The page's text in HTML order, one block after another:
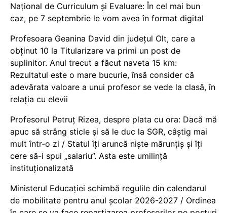
Național de Curriculum și Evaluare: În cel mai bun
caz, pe 7 septembrie le vom avea în format digital
Profesoara Geanina David din județul Olt, care a
obținut 10 la Titularizare va primi un post de
suplinitor. Anul trecut a făcut naveta 15 km:
Rezultatul este o mare bucurie, însă consider că
adevărata valoare a unui profesor se vede la clasă, în
relația cu elevii
Profesorul Petruț Rizea, despre plata cu ora: Dacă mă
apuc să strâng sticle și să le duc la SGR, câștig mai
mult într-o zi / Statul îți aruncă niște mărunțiș și îți
cere să-i spui „salariu”. Asta este umilință
instituționalizată
Ministerul Educației schimbă regulile din calendarul
de mobilitate pentru anul școlar 2026-2027 / Ordinea